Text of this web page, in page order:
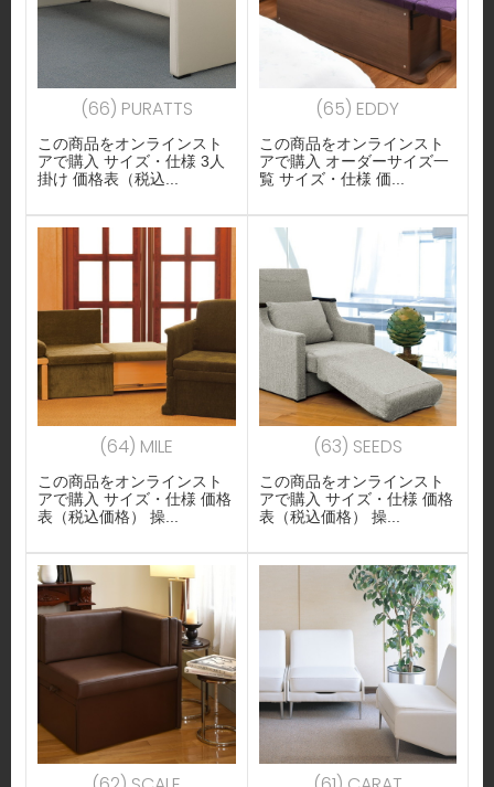
(66) PURATTS
この商品をオンラインスト
アで購入 サイズ・仕様 3人
掛け 価格表（税込...
(65) EDDY
この商品をオンラインスト
アで購入 オーダーサイズ一
覧 サイズ・仕様 価...
(64) MILE
この商品をオンラインスト
アで購入 サイズ・仕様 価格
表（税込価格） 操...
(63) SEEDS
この商品をオンラインスト
アで購入 サイズ・仕様 価格
表（税込価格） 操...